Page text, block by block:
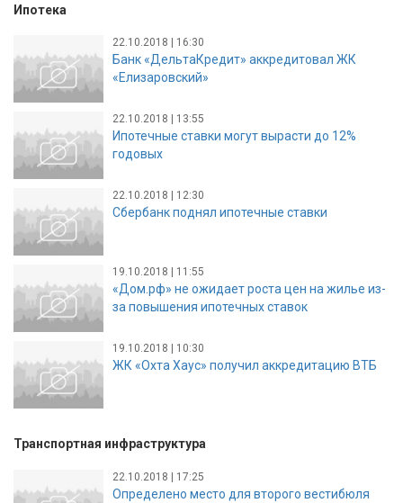
Ипотека
22.10.2018 | 16:30
Банк «ДельтаКредит» аккредитовал ЖК
«Елизаровский»
22.10.2018 | 13:55
Ипотечные ставки могут вырасти до 12%
годовых
22.10.2018 | 12:30
Сбербанк поднял ипотечные ставки
19.10.2018 | 11:55
«Дом.рф» не ожидает роста цен на жилье из-
за повышения ипотечных ставок
19.10.2018 | 10:30
ЖК «Охта Хаус» получил аккредитацию ВТБ
Транспортная инфраструктура
22.10.2018 | 17:25
Определено место для второго вестибюля